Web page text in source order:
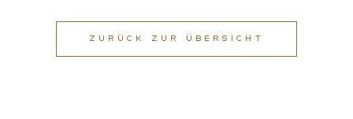
ZURÜCK ZUR ÜBERSICHT